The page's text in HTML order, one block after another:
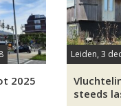
2025
Leiden, 3
steeds